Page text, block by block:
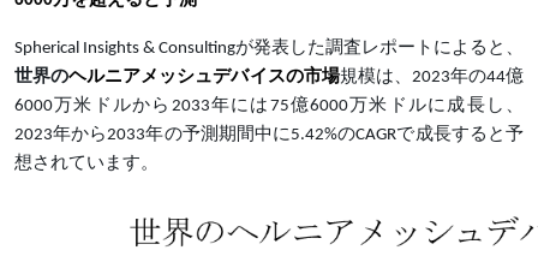
Spherical Insights & Consultingが発表した調査レポートによると、
世界のヘルニアメッシュデバイスの市場規模は、2023年の44億
6000万米ドルから2033年には75億6000万米ドルに成長し、
2023年から2033年の予測期間中に5.42%のCAGRで成長すると予
想されています。